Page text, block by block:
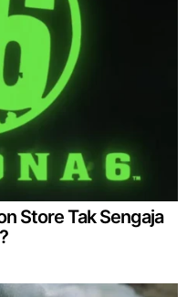
Store Tak Sengaja